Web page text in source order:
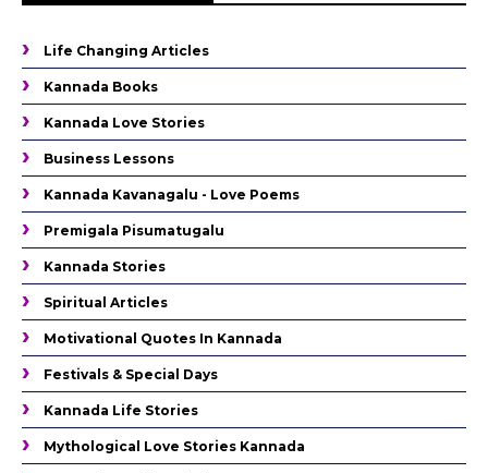
Life Changing Articles
Kannada Books
Kannada Love Stories
Business Lessons
Kannada Kavanagalu - Love Poems
Premigala Pisumatugalu
Kannada Stories
Spiritual Articles
Motivational Quotes In Kannada
Festivals & Special Days
Kannada Life Stories
Mythological Love Stories Kannada